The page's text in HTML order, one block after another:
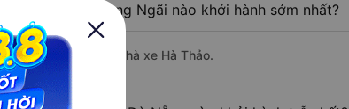
Sơn Tịnh - Quảng Ngãi nào khởi hành sớm nhất?
lúc 4:00 là của nhà xe Hà Thảo.